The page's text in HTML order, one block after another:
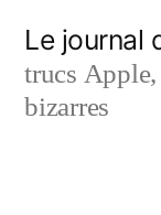
contenu
Le journal
trucs Apple,
bizarres